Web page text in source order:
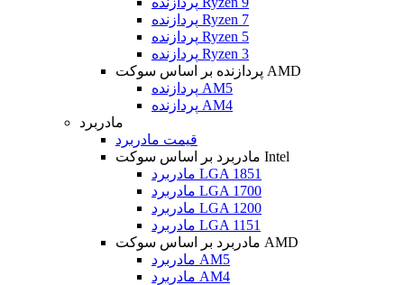
پردازنده Ryzen 7
پردازنده Ryzen 5
پردازنده Ryzen 3
پردازنده بر اساس سوکت AMD
پردازنده AM5
پردازنده AM4
مادربرد
قیمت مادربرد
مادربرد بر اساس سوکت Intel
مادربرد LGA 1851
مادربرد LGA 1700
مادربرد LGA 1200
مادربرد LGA 1151
مادربرد بر اساس سوکت AMD
مادربرد AM5
مادربرد AM4